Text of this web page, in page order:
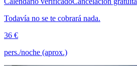
Todavía no se te cobrará nada.
36 €
pers./noche (aprox.)